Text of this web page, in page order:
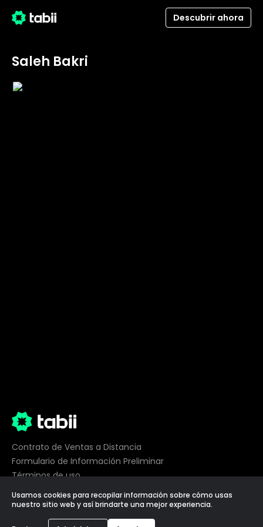
Descubrir ahora
Saleh Bakri
Contrato de Ventas a Distancia
Formulario de Información Preliminar
Términos de uso
Privacidad
Preferencias de cookies
Usamos cookies para recopilar información sobre cómo usas
nuestro sitio web y así brindarte una mejor experiencia.